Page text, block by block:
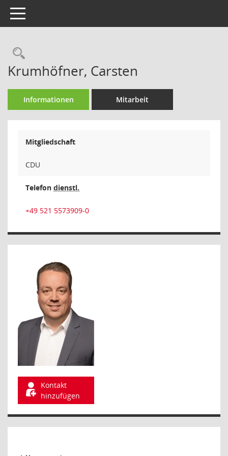
Toggle navigation
Rechercheauswahl
Krumhöfner, Carsten
Informationen Mitarbeit
Mitgliedschaft
CDU
Telefon dienstl.
+49 521 5573909-0
Kontakt
hinzufügen